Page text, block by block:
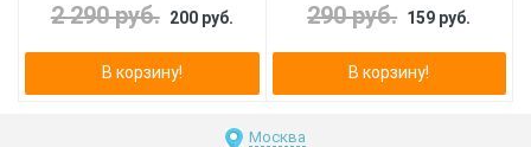
2 290 руб. 200 руб.
В корзину!
290 руб. 159 руб.
В корзину!
Москва